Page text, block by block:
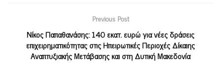
Previous Post
Νίκος Παπαθανάσης: 140 εκατ. ευρώ για νέες δράσεις
επιχειρηματικότητας στις Ηπειρωτικές Περιοχές Δίκαιης
Αναπτυξιακής Μετάβασης και στη Δυτική Μακεδονία